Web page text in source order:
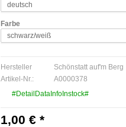
deutsch
Farbe
schwarz/weiß
Hersteller
Schönstatt auf'm Berg
Artikel-Nr.:
A0000378
#DetailDataInfoInstock#
1,00 € *